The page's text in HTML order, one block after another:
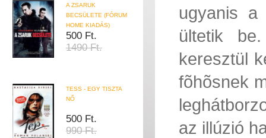
A ZSARUK
BECSÜLETE (FÓRUM
HOME KIADÁS)
500 Ft.
1490 Ft.
TESS - EGY TISZTA
NŐ
500 Ft.
990 Ft.
ugyanis a
ültetik
keresztül
fõhõsnek
az illúzió